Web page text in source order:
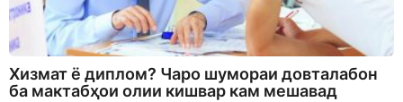
Хизмат ё диплом? Чаро шумораи довталабон
ба мактабҳои олии кишвар кам мешавад